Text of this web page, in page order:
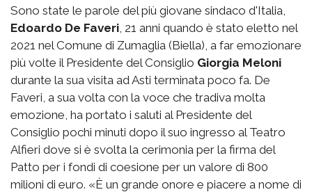
Sono state le parole del più giovane sindaco d'Italia,
Edoardo De Faveri , 21 anni quando è stato eletto nel
2021 nel Comune di Zumaglia (Biella), a far emozionare
più volte il Presidente del Consiglio Giorgia Meloni
durante la sua visita ad Asti terminata poco fa. De
Faveri, a sua volta con la voce che tradiva molta
emozione, ha portato i saluti al Presidente del
Consiglio pochi minuti dopo il suo ingresso al Teatro
Alfieri dove si è svolta la cerimonia per la firma del
Patto per i fondi di coesione per un valore di 800
milioni di euro. «È un grande onore e piacere a nome di